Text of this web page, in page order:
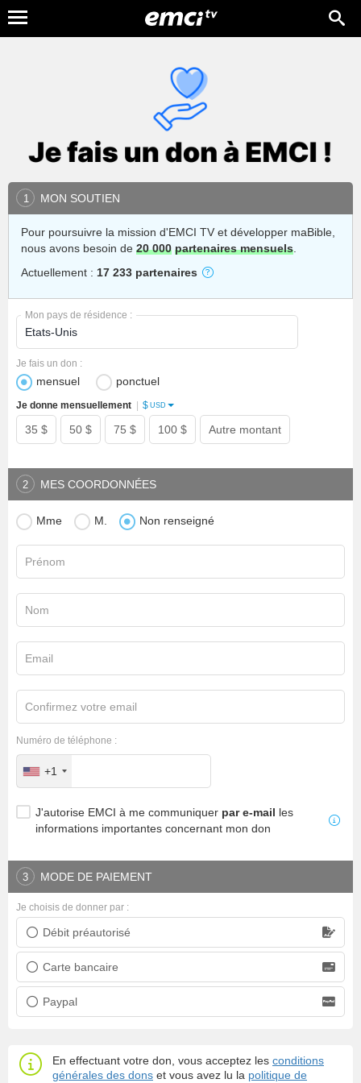
1 MON SOUTIEN
Pour poursuivre la mission d'EMCI TV et développer maBible,
nous avons besoin de 20 000 partenaires mensuels.
Actuellement : 17 233 partenaires
Mon pays de résidence :
mensuel ponctuel
Je fais un don :
35 $ 50 $ 75 $ 100 $ Autre montant
Je donne mensuellement $ USD
2 MES COORDONNÉES
Mme M. Non renseigné
Prénom
Nom
Email
Confirmez votre email
Numéro de téléphone :
+1
J'autorise EMCI à me communiquer par e-mail les
informations importantes concernant mon don
3 MODE DE PAIEMENT
Débit préautorisé
Prélèvement bancaire
Carte bancaire
Carte bancaire
Paypal
Paypal
Je choisis de donner par :
En effectuant votre don, vous acceptez les conditions
générales des dons et vous avez lu la politique de